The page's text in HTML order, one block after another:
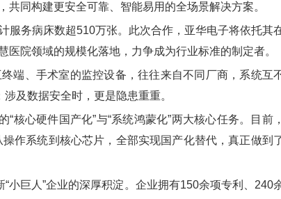
同构建更安全可靠、智能易用的全场景解决方案。
务病床数超510万张。此次合作，亚华电子将依托其
院领域的规模化落地，力争成为行业标准的制定者。
、手术室的监控设备，往往来自不同厂商，系统互
及数据安全时，更是隐患重重。
心硬件国产化”与“系统鸿蒙化”两大核心任务。目前，
作系统到核心芯片，全部实现国产化替代，真正做到
巨人”企业的深厚积淀。企业拥有150余项专利、240